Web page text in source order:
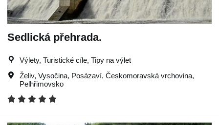
Sedlická přehrada.
Výlety, Turistické cíle, Tipy na výlet
Želiv, Vysočina, Posázaví, Českomoravská vrchovina,
Pelhřimovsko